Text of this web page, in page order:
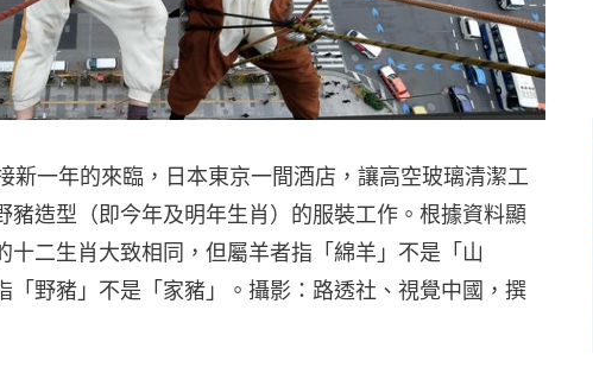
新一年的來臨，日本東京一間酒店，讓高空玻璃清潔工
豬造型（即今年及明年生肖）的服裝工作。根據資料顯
十二生肖大致相同，但屬羊者指「綿羊」不是「山
「野豬」不是「家豬」。攝影：路透社、視覺中國，撰